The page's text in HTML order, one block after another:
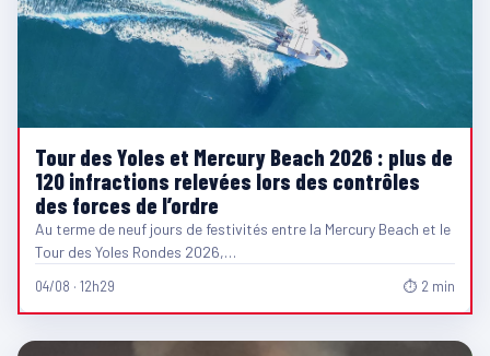
Tour des Yoles et Mercury Beach 2026 : plus de
120 infractions relevées lors des contrôles
des forces de l’ordre
Au terme de neuf jours de festivités entre la Mercury Beach et le
Tour des Yoles Rondes 2026,…
04/08 · 12h29 ⏱ 2 min